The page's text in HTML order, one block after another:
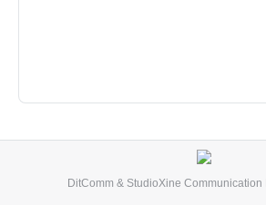
DitComm & StudioXine Communication